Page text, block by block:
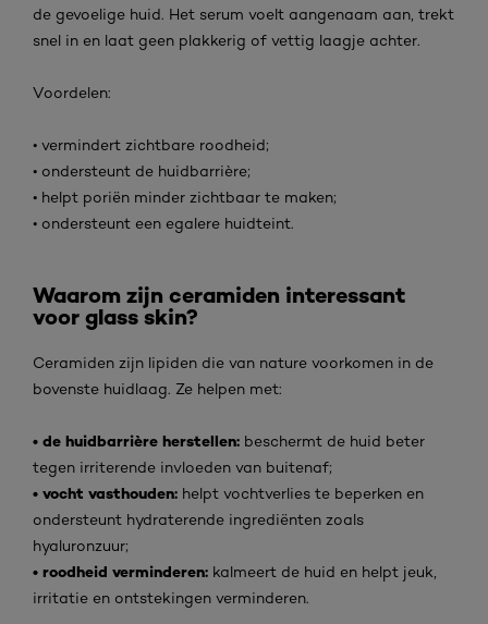
de gevoelige huid. Het serum voelt aangenaam aan, trekt
snel in en laat geen plakkerig of vettig laagje achter.
Voordelen:
• vermindert zichtbare roodheid;
• ondersteunt de huidbarrière;
• helpt poriën minder zichtbaar te maken;
• ondersteunt een egalere huidteint.
Waarom zijn ceramiden interessant
voor glass skin?
Ceramiden zijn lipiden die van nature voorkomen in de
bovenste huidlaag. Ze helpen met:
• de huidbarrière herstellen: beschermt de huid beter
tegen irriterende invloeden van buitenaf;
• vocht vasthouden: helpt vochtverlies te beperken en
ondersteunt hydraterende ingrediënten zoals
hyaluronzuur;
• roodheid verminderen: kalmeert de huid en helpt jeuk,
irritatie en ontstekingen verminderen.